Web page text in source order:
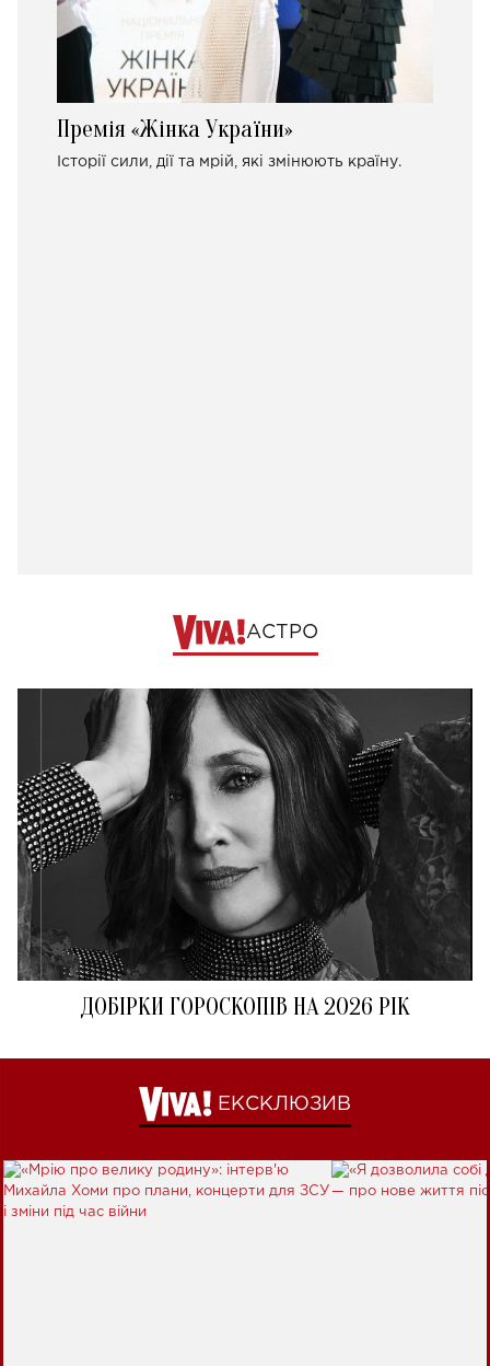
Премія «Жінка України»
Історії сили, дії та мрій, які змінюють країну.
АСТРО
ДОБІРКИ ГОРОСКОПІВ НА 2026 РІК
ЕКСКЛЮЗИВ